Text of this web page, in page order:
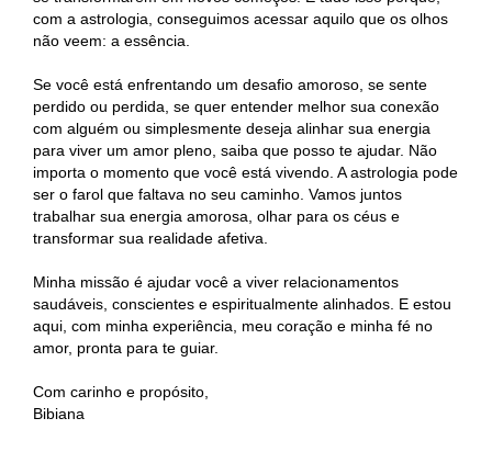
com a astrologia, conseguimos acessar aquilo que os olhos
não veem: a essência.
Se você está enfrentando um desafio amoroso, se sente
perdido ou perdida, se quer entender melhor sua conexão
com alguém ou simplesmente deseja alinhar sua energia
para viver um amor pleno, saiba que posso te ajudar. Não
importa o momento que você está vivendo. A astrologia pode
ser o farol que faltava no seu caminho. Vamos juntos
trabalhar sua energia amorosa, olhar para os céus e
transformar sua realidade afetiva.
Minha missão é ajudar você a viver relacionamentos
saudáveis, conscientes e espiritualmente alinhados. E estou
aqui, com minha experiência, meu coração e minha fé no
amor, pronta para te guiar.
Com carinho e propósito,
Bibiana